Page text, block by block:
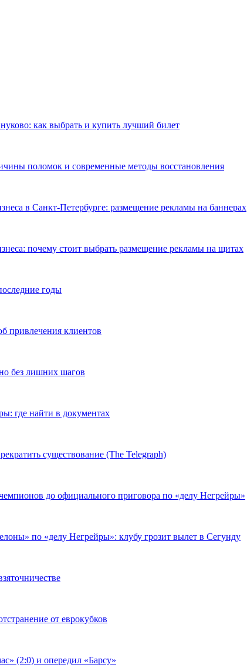
как выбрать и купить лучший билет
поломок и современные методы восстановления
в Санкт-Петербурге: размещение рекламы на баннерах
почему стоит выбрать размещение рекламы на щитах
годы
привлечения клиентов
без лишних шагов
где найти в документах
существование (The Telegraph)
до официального приговора по «делу Негрейры»
по «делу Негрейры»: клубу грозит вылет в Сегунду
от еврокубков
(2:0) и опередил «Барсу»